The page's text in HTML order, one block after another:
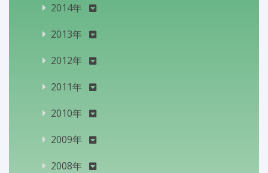
2014年
2013年
2012年
2011年
2010年
2009年
2008年